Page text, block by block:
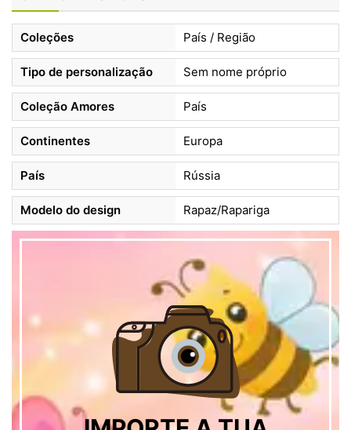
Coleções País / Região
Tipo de personalização Sem nome próprio
Coleção Amores País
Continentes Europa
País Rússia
Modelo do design Rapaz/Rapariga